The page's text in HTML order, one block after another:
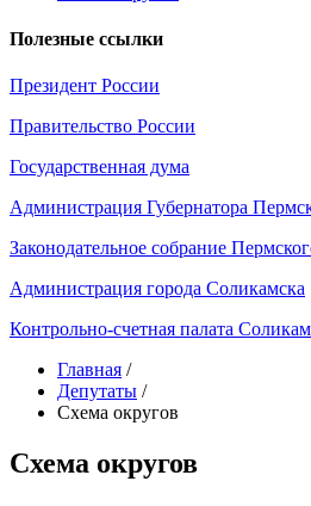
Полезные ссылки
Президент России
Правительство России
Государственная дума
Администрация Губернатора
Законодательное собрание
Администрация города Соликамска
Контрольно-счетная палата
Главная /
Депутаты /
Схема округов
Схема округов